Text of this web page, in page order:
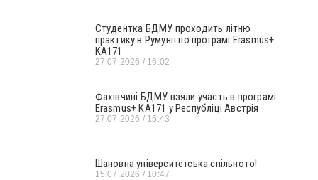
Студентка БДМУ проходить літню
практику в Румунії по програмі Erasmus+
KA171
27.07.2026 16:02
Фахівчині БДМУ взяли участь в програмі
Erasmus+ KA171 у Республіці Австрія
27.07.2026 15:43
Шановна університетська спільното!
15.07.2026 10:47